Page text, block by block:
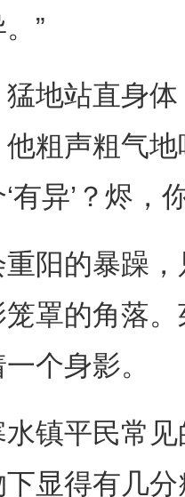
”
站直身体
粗声粗气
有异’？烬，
的暴躁，
罩的角落
个身影。
平民常见
显得有几